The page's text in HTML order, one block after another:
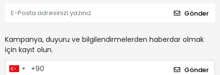
Gönder
Kampanya, duyuru ve bilgilendirmelerden haberdar olmak
için kayıt olun.
Gönder